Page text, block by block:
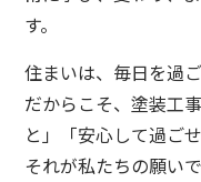
す。
住まいは、毎日を過
だからこそ、塗装工
と」「安心して過ご
それが私たちの願いで